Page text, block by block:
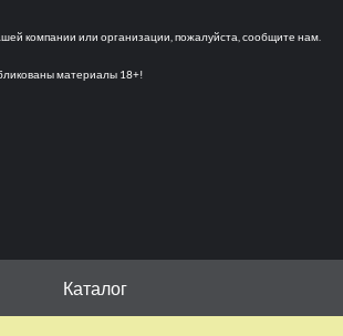
компании или организации, пожалуйста, сообщите нам.
материалы 18+!
Каталог